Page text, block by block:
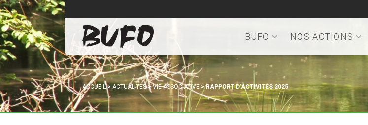
BUFO NOS ACTIONS
ACCUEIL> ACTUALITÉS>VIE ASSOCIATIVE >RAPPORT D’ACTIVITÉS 2025